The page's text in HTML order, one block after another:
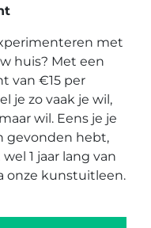
met
huis? Met een
van €15 per
je zo vaak je wil,
wil. Eens je je
gevonden hebt,
1 jaar lang van
onze kunstuitleen.